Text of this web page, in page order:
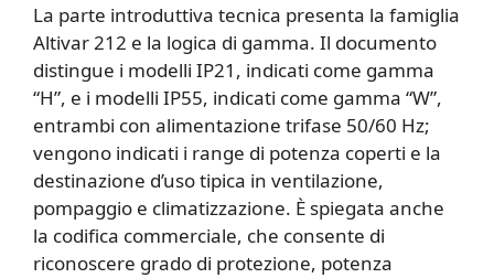
La parte introduttiva tecnica presenta la famiglia
Altivar 212 e la logica di gamma. Il documento
distingue i modelli IP21, indicati come gamma
“H”, e i modelli IP55, indicati come gamma “W”,
entrambi con alimentazione trifase 50/60 Hz;
vengono indicati i range di potenza coperti e la
destinazione d’uso tipica in ventilazione,
pompaggio e climatizzazione. È spiegata anche
la codifica commerciale, che consente di
riconoscere grado di protezione, potenza